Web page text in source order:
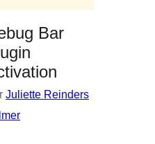
Bar
Juliette Reinders